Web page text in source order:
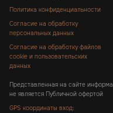
Политика конфиденциальности
Согласие на обработку
персональных данных
Согласие на обработку файлов
cookie и пользовательских
данных
Представленная на сайте
не является Публичной офертой
GPS координаты вход: